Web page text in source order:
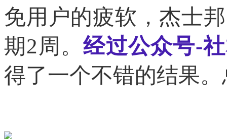
免用户的疲软，杰士
期2周。经过公众号-
得了一个不错的结果